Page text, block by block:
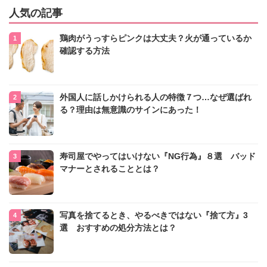
人気の記事
鶏肉がうっすらピンクは大丈夫？火が通っているか
確認する方法
外国人に話しかけられる人の特徴７つ…なぜ選ばれ
る？理由は無意識のサインにあった！
寿司屋でやってはいけない『NG行為』８選 バッド
マナーとされることとは？
写真を捨てるとき、やるべきではない『捨て方』3
選 おすすめの処分方法とは？